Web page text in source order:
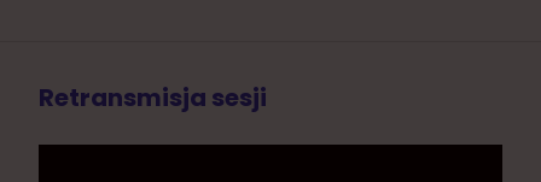
Retransmisja sesji